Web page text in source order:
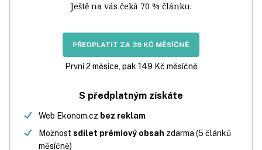
Ještě na vás čeká 70 % článku.
PŘEDPLATIT ZA 39 KČ MĚSÍČNĚ
První 2 měsíce, pak 149 Kč měsíčně
S předplatným získáte
Web Ekonom.cz bez reklam
Možnost sdílet prémiový obsah zdarma (5 článků
měsíčně)